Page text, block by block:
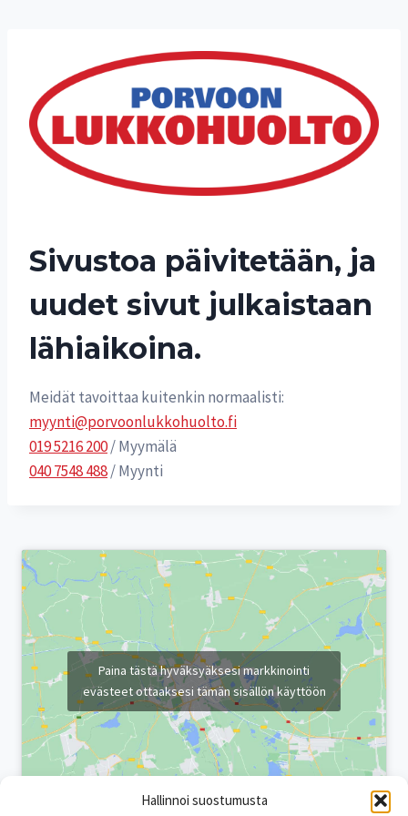
Hallinnoi suostumusta
Sivustoa päivitetään, ja
uudet sivut julkaistaan
lähiaikoina.
Meidät tavoittaa kuitenkin normaalisti:
myynti@porvoonlukkohuolto.fi
019 5216 200/ Myymälä
040 7548 488/ Myynti
Paina tästä hyväksyäksesi markkinointi
evästeet ottaaksesi tämän sisällön käyttöön